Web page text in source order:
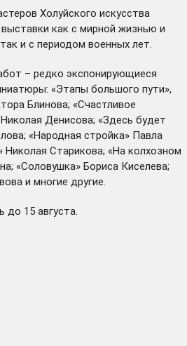
Холуйского искусства
как с мирной жизнью и
и с периодом военных лет.
– редко экспонирующиеся
«Этапы большого пути»,
Блинова; «Счастливое
Денисова; «Здесь будет
«Народная стройка» Павла
Николая Старикова; «На колхозном
«Соловушка» Бориса Киселева;
и многие другие.
15 августа.